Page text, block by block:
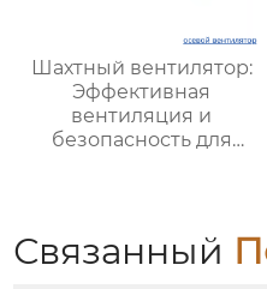
Шахтный вентилятор:
Эффективная
вентиляция и
безопасность для
Связанный